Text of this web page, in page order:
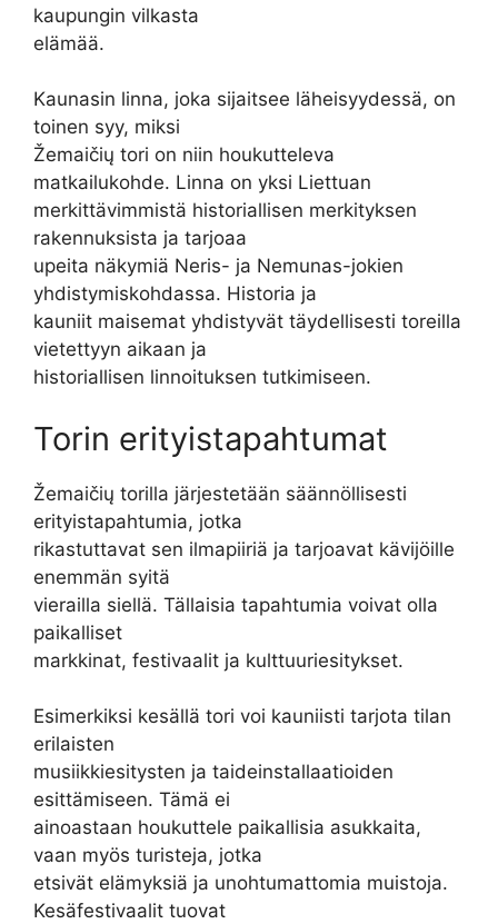
kaupungin vilkasta
elämää.
Kaunasin linna, joka sijaitsee läheisyydessä, on
toinen syy, miksi
Žemaičių tori on niin houkutteleva
matkailukohde. Linna on yksi Liettuan
merkittävimmistä historiallisen merkityksen
rakennuksista ja tarjoaa
upeita näkymiä Neris- ja Nemunas-jokien
yhdistymiskohdassa. Historia ja
kauniit maisemat yhdistyvät täydellisesti toreilla
vietettyyn aikaan ja
historiallisen linnoituksen tutkimiseen.
Torin erityistapahtumat
Žemaičių torilla järjestetään säännöllisesti
erityistapahtumia, jotka
rikastuttavat sen ilmapiiriä ja tarjoavat kävijöille
enemmän syitä
vierailla siellä. Tällaisia tapahtumia voivat olla
paikalliset
markkinat, festivaalit ja kulttuuriesitykset.
Esimerkiksi kesällä tori voi kauniisti tarjota tilan
erilaisten
musiikkiesitysten ja taideinstallaatioiden
esittämiseen. Tämä ei
ainoastaan houkuttele paikallisia asukkaita,
vaan myös turisteja, jotka
etsivät elämyksiä ja unohtumattomia muistoja.
Kesäfestivaalit tuovat